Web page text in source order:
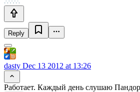
Reply
dasty Dec 13 2012 at 13:26
Работает. Каждый день слушаю